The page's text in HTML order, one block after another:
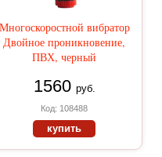
Многоскоростной вибратор
Двойное проникновение,
ПВХ, черный
1560 руб.
Код: 108488
купить